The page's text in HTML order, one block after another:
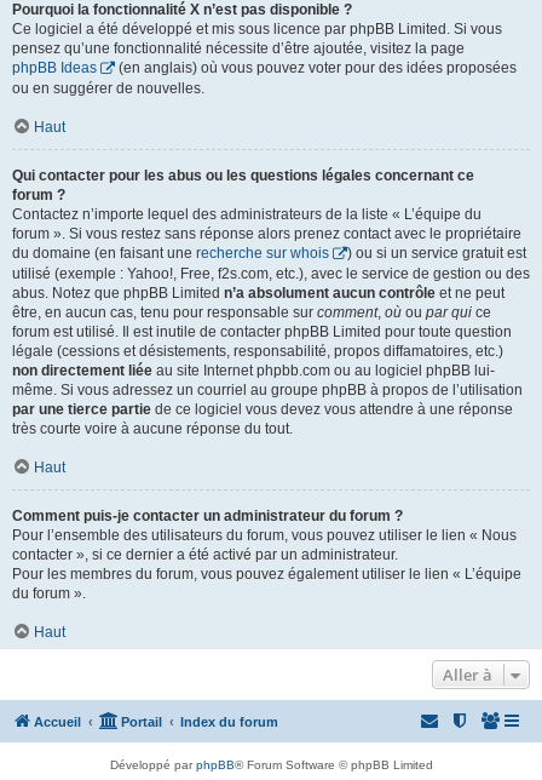
Pourquoi la fonctionnalité X n’est pas disponible ?
Ce logiciel a été développé et mis sous licence par phpBB Limited. Si vous
pensez qu’une fonctionnalité nécessite d’être ajoutée, visitez la page
phpBB Ideas
(en anglais) où vous pouvez voter pour des idées proposées
ou en suggérer de nouvelles.
Haut
Qui contacter pour les abus ou les questions légales concernant ce
forum ?
Contactez n’importe lequel des administrateurs de la liste « L’équipe du
forum ». Si vous restez sans réponse alors prenez contact avec le propriétaire
du domaine (en faisant une recherche sur whois
) ou si un service gratuit est
utilisé (exemple : Yahoo!, Free, f2s.com, etc.), avec le service de gestion ou des
abus. Notez que phpBB Limited n’a absolument aucun contrôle et ne peut
être, en aucun cas, tenu pour responsable sur comment, où ou par qui ce
forum est utilisé. Il est inutile de contacter phpBB Limited pour toute question
légale (cessions et désistements, responsabilité, propos diffamatoires, etc.)
non directement liée au site Internet phpbb.com ou au logiciel phpBB lui-
même. Si vous adressez un courriel au groupe phpBB à propos de l’utilisation
par une tierce partie de ce logiciel vous devez vous attendre à une réponse
très courte voire à aucune réponse du tout.
Haut
Comment puis-je contacter un administrateur du forum ?
Pour l’ensemble des utilisateurs du forum, vous pouvez utiliser le lien « Nous
contacter », si ce dernier a été activé par un administrateur.
Pour les membres du forum, vous pouvez également utiliser le lien « L’équipe
du forum ».
Haut
Aller à
Accueil Portail Index du forum
Développé parphpBB® Forum Software © phpBB Limited